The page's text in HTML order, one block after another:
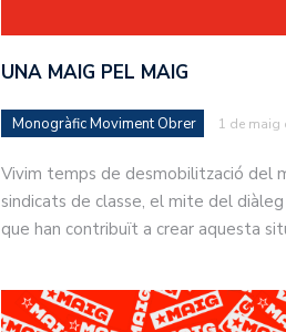
UNA MAIG PEL MAIG
Monogràfic Moviment Obrer 1 de maig
Vivim temps de desmobilització del
sindicats de classe, el mite del
que han contribuït a crear aquesta